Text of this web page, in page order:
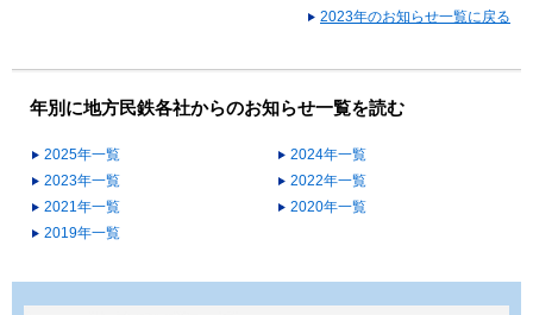
2023年のお知らせ一覧に戻る
年別に地方民鉄各社からのお知らせ一覧を読む
2025年一覧
2024年一覧
2023年一覧
2022年一覧
2021年一覧
2020年一覧
2019年一覧